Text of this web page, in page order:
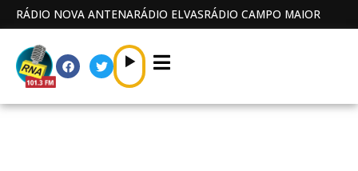
RÁDIO NOVA ANTENARÁDIO ELVASRÁDIO CAMPO MAIOR